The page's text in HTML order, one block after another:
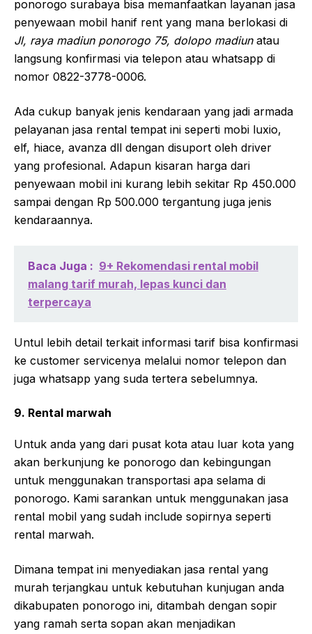
ponorogo surabaya bisa memanfaatkan layanan jasa
penyewaan mobil hanif rent yang mana berlokasi di
Jl, raya madiun ponorogo 75, dolopo madiunatau
langsung konfirmasi via telepon atau whatsapp di
nomor 0822-3778-0006.
Ada cukup banyak jenis kendaraan yang jadi armada
pelayanan jasa rental tempat ini seperti mobi luxio,
elf, hiace, avanza dll dengan disuport oleh driver
yang profesional. Adapun kisaran harga dari
penyewaan mobil ini kurang lebih sekitar Rp 450.000
sampai dengan Rp 500.000 tergantung juga jenis
kendaraannya.
Baca Juga : 9+ Rekomendasi rental mobil
malang tarif murah, lepas kunci dan
terpercaya
Untul lebih detail terkait informasi tarif bisa konfirmasi
ke customer servicenya melalui nomor telepon dan
juga whatsapp yang suda tertera sebelumnya.
9. Rental marwah
Untuk anda yang dari pusat kota atau luar kota yang
akan berkunjung ke ponorogo dan kebingungan
untuk menggunakan transportasi apa selama di
ponorogo. Kami sarankan untuk menggunakan jasa
rental mobil yang sudah include sopirnya seperti
rental marwah.
Dimana tempat ini menyediakan jasa rental yang
murah terjangkau untuk kebutuhan kunjugan anda
dikabupaten ponorogo ini, ditambah dengan sopir
yang ramah serta sopan akan menjadikan